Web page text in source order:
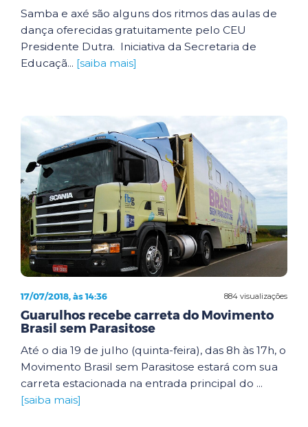
Samba e axé são alguns dos ritmos das aulas de
dança oferecidas gratuitamente pelo CEU
Presidente Dutra. Iniciativa da Secretaria de
Educaçã... [saiba mais]
884 visualizações
17/07/2018, às 14:36
Guarulhos recebe carreta do Movimento
Brasil sem Parasitose
Até o dia 19 de julho (quinta-feira), das 8h às 17h, o
Movimento Brasil sem Parasitose estará com sua
carreta estacionada na entrada principal do ...
[saiba mais]